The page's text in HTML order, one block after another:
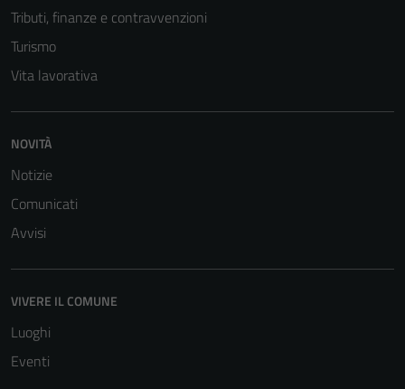
Tributi, finanze e contravvenzioni
Turismo
Vita lavorativa
NOVITÀ
Notizie
Comunicati
Avvisi
VIVERE IL COMUNE
Luoghi
Eventi